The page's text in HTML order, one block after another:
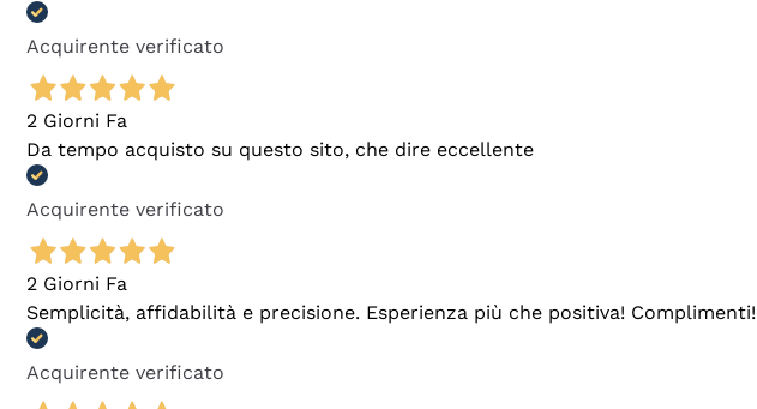
Acquirente verificato
2 Giorni Fa
Da tempo acquisto su questo sito, che dire eccellente
Acquirente verificato
2 Giorni Fa
Semplicità, affidabilità e precisione. Esperienza più che positiva! Complimenti!
Acquirente verificato